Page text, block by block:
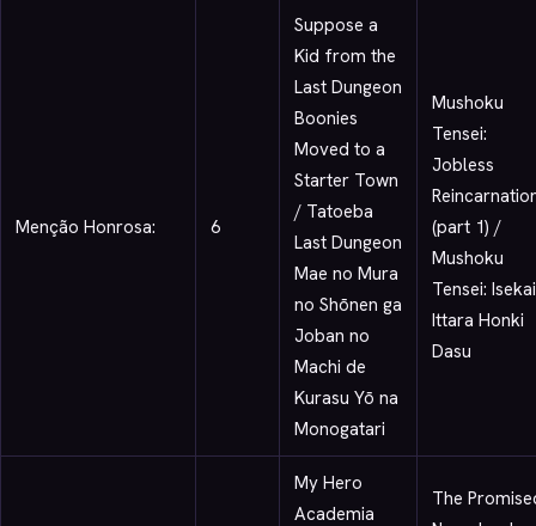
Menção Honrosa: 6
Suppose a
Kid from the
Last Dungeon
Boonies
Moved to a
Starter Town
/ Tatoeba
Last Dungeon
Mae no Mura
no Shōnen ga
Joban no
Machi de
Kurasu Yō na
Monogatari
Mushoku
Tensei:
Jobless
(part 1) /
Mushoku
Tensei: Isekai
Ittara Honki
Dasu
My Hero
Academia
The